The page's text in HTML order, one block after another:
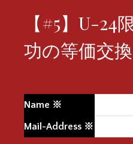
【#5】U-
功の等価交換
Name ※
Mail-Address ※